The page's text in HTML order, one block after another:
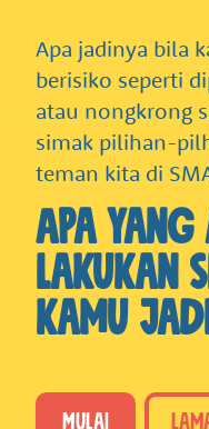
Apa jadinya bila
berisiko seperti
atau nongkrong
simak pilihan-
teman kita di
Apa
lakukan
kamu
Mulai